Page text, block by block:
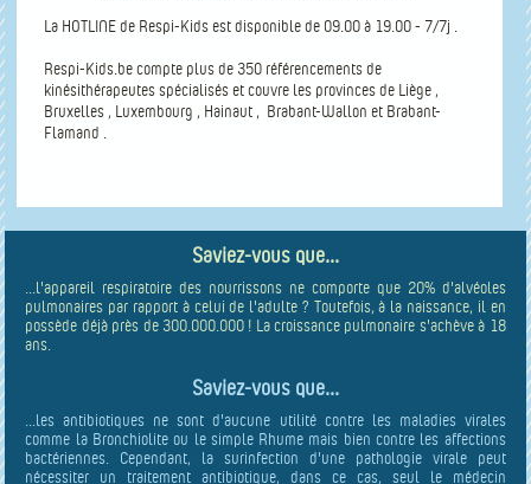
La HOTLINE de Respi-Kids est disponible de 09.00 à 19.00 - 7/7j .
Respi-Kids.be compte plus de 350 référencements de
kinésithérapeutes spécialisés et couvre les provinces de Liège ,
Bruxelles , Luxembourg , Hainaut , Brabant-Wallon et Brabant-
Flamand .
Saviez-vous que...
...l'appareil respiratoire des nourrissons ne comporte que 20% d'alvéoles
pulmonaires par rapport à celui de l'adulte ? Toutefois, à la naissance, il en
possède déjà près de 300.000.000 ! La croissance pulmonaire s'achève à 18
ans.
Saviez-vous que...
...les antibiotiques ne sont d'aucune utilité contre les maladies virales
comme la Bronchiolite ou le simple Rhume mais bien contre les affections
bactériennes. Cependant, la surinfection d'une pathologie virale peut
nécessiter un traitement antibiotique, dans ce cas, seul le médecin